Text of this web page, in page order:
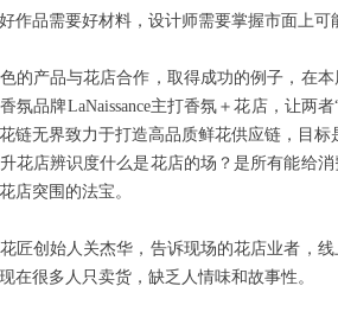
作品需要好材料，设计师需要掌握市面上
的产品与花店合作，取得成功的例子，在
氛品牌LaNaissance主打香氛＋花店，让
链无界致力于打造高品质鲜花供应链，目
花店辨识度什么是花店的场？是所有能给
店突围的法宝。
匠创始人关杰华，告诉现场的花店业者，
在很多人只卖货，缺乏人情味和故事性。